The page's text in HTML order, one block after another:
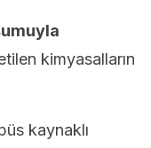
kimyasalların
kaynaklı